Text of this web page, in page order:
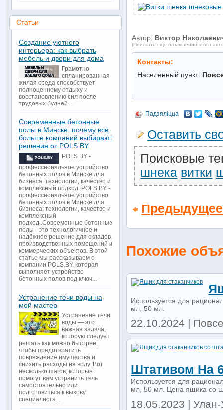
Автор: Виктор
(Поискать ещё объявления этого
Контакты:
Населенный пункт:
Падзяліцца
Оставить
Поисковые
шнека витки
Похожие
Используется для
мл, 50 мл.
22.10.2024 |
Штативом На
Используется для
мл, 50 мл. Цена ящика со
18.05.2023 |
Статьи
Создание уютного
интерьера: как выбрать
мебель и двери для дома
Грамотно
спланированная
жилая среда способствует
полноценному отдыху и
восстановлению сил после
трудовых будней...
Современные бетонные
полы в Минске: почему всё
больше компаний выбирают
решения от POLS.BY
POLS.BY -
профессиональное устройство
бетонных полов в Минске для
бизнеса: технологии, качество и
комплексный подход..POLS.BY -
профессиональное устройство
бетонных полов в Минске для
бизнеса: технологии, качество и
комплексный
подход..Современные бетонные
полы - это технологичное и
надёжное решение для складов,
производственных помещений и
коммерческих объектов. В этой
статье мы рассказываем о
компании POLS.BY, которая
выполняет устройство
бетонных полов под ключ...
Устранение течи воды на
мой мастер
Устранение течи
воды — это
важная задача,
которую следует
решать как можно быстрее,
чтобы предотвратить
повреждение имущества и
снизить расходы на воду. Вот
несколько шагов, которые
помогут вам устранить течь
самостоятельно или
подготовиться к вызову
специалиста...